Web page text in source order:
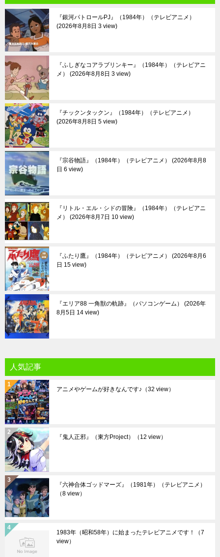
『銀河パトロールPJ』（1984年）（テレビアニメ）
2026年8月8日 3 view
『ふしぎなコアラブリンキー』（1984年）（テレビアニ
メ）
2026年8月8日 3 view
『チックンタックン』（1984年）（テレビアニメ）
2026年8月8日 5 view
『宗谷物語』（1984年）（テレビアニメ）
2026年8月8
日 6 view
『リトル・エル・シドの冒険』（1984年）（テレビアニ
メ）
2026年8月7日 10 view
『ふたり鷹』（1984年）（テレビアニメ）
2026年8月6
日 15 view
『エリア88 一角獣の軌跡』（パソコンゲーム）
2026年
8月5日 14 view
人気記事
アニメやゲームが好きなんです♪ （32 view）
『鬼人正邪』（東方Project） （12 view）
『六神合体ゴッドマーズ』（1981年）（テレビアニメ）
（8 view）
1983年（昭和58年）に始まったテレビアニメです！
（7
view）